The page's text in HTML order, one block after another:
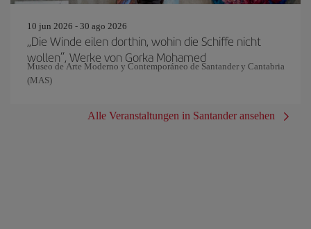
10 jun 2026 - 30 ago 2026
„Die Winde eilen dorthin, wohin die Schiffe nicht
wollen“, Werke von Gorka Mohamed
Museo de Arte Moderno y Contemporáneo de Santander y Cantabria
(MAS)
Alle Veranstaltungen in Santander ansehen